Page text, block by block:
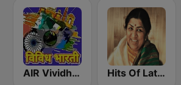
AIR Vividh Bharati Hits Of Lata Mangeshkar